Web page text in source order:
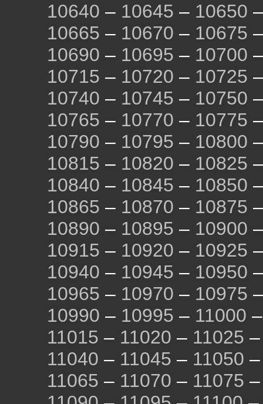
10640 – 10645 – 10650
10665 – 10670 – 10675
10690 – 10695 – 10700
10715 – 10720 – 10725
10740 – 10745 – 10750
10765 – 10770 – 10775
10790 – 10795 – 10800
10815 – 10820 – 10825
10840 – 10845 – 10850
10865 – 10870 – 10875
10890 – 10895 – 10900
10915 – 10920 – 10925
10940 – 10945 – 10950
10965 – 10970 – 10975
10990 – 10995 – 11000
11015 – 11020 – 11025
11040 – 11045 – 11050
11065 – 11070 – 11075